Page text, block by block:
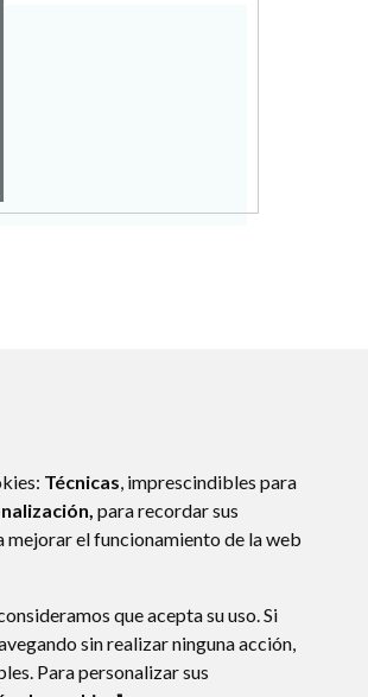
Técnicas, imprescindibles para
para recordar sus
mejorar el funcionamiento de la web
que acepta su uso. Si
sin realizar ninguna acción,
Para personalizar sus